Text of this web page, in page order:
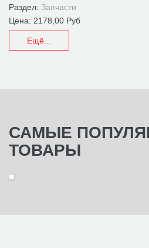
Раздел: Запчасти
Цена: 2178,00 Руб
Ещё...
САМЫЕ
ТОВАРЫ